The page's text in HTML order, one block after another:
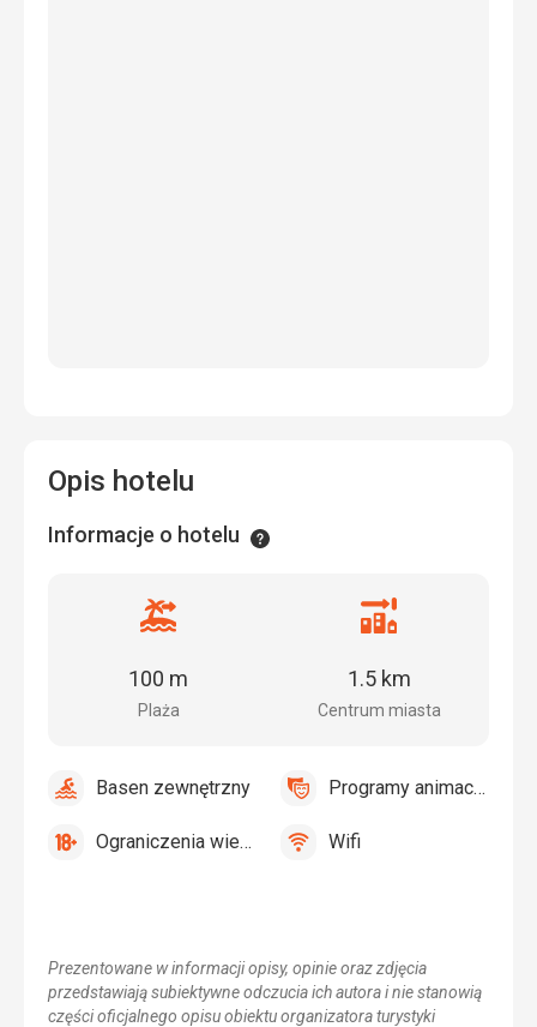
Prezentowane w informacji opisy, opinie oraz zdjęcia
przedstawiają subiektywne odczucia ich autora i nie stanowią
części oficjalnego opisu obiektu organizatora turystyki
Opis hotelu
Informacje o hotelu Informacje
Odległość
plaży
Plaża
100 m
Odległość
centrum
Centrum miasta
1.5 km
BasenBasen zewnętrzny
tak
Programy
Programy animacyjne
tak
Ograniczenia
Ograniczenia wiekowe
tak Wifi Wifi
tak